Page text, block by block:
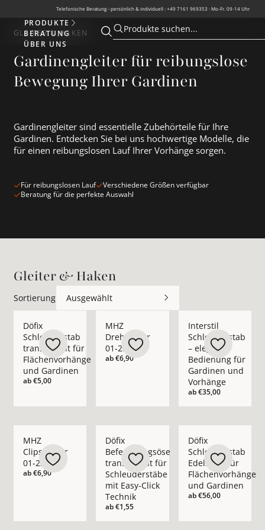
Telefonische Beratung - persönlich & individuell : +49 7161 969353 · Mo-Fr. 09-14 Uhr
Produkte
PRODUKTE
BERATUNG
ÜBER UNS
Suche öffnen
Suche öffnen
Produkte suchen...
GLEITER & HAKEN
Gardinengleiter für reibungslose
Bewegung Ihrer Gardinen
Gardinengleiter sind essentielle Zubehörteile für Ihre
Gardinen. Entdecken Sie bei uns hochwertige Modelle, die
für einen reibungslosen Lauf Ihrer Vorhänge sorgen.
Für reibungslosen Lauf
Verschiedene Größen verfügbar
Beratung für die perfekte Auswahl
Gleiter & Haken
Sortierung Ausgewählt
Döfix
Schleuderstab
transparent für
Flächenvorhänge
und Gardinen
ab€5,00
MHZ
Drehgleiter
01-2376
ab€6,90
Interstil
Schleuderstab
– elegante
Bedienung für
Gardinen und
Vorhänge
ab€35,00
MHZ
Clipsgleiter
01-2222
ab€6,90
Döfix
Befestigungsöse
transparent für
Schleuderstäbe
mit Easy-Click
Technik
ab€1,55
Döfix
Schleuderstab
Edelstahl für
Flächenvorhänge
und Gardinen
ab€56,00